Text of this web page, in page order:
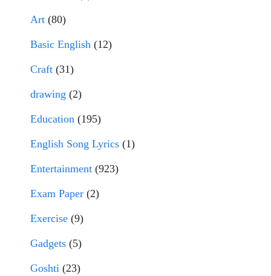
Art (80)
Basic English (12)
Craft (31)
drawing (2)
Education (195)
English Song Lyrics (1)
Entertainment (923)
Exam Paper (2)
Exercise (9)
Gadgets (5)
Goshti (23)